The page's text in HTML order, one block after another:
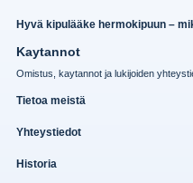
Hyvä kipulääke hermokipuun –
Kaytannot
Omistus, kaytannot ja lukijoiden
Tietoa meistä
Yhteystiedot
Historia